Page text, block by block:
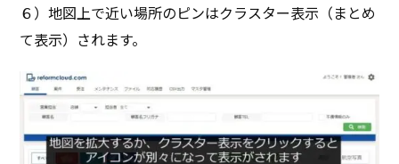
６）地図上で近い場所のピンはクラスター表示（まとめ
て表示）されます。